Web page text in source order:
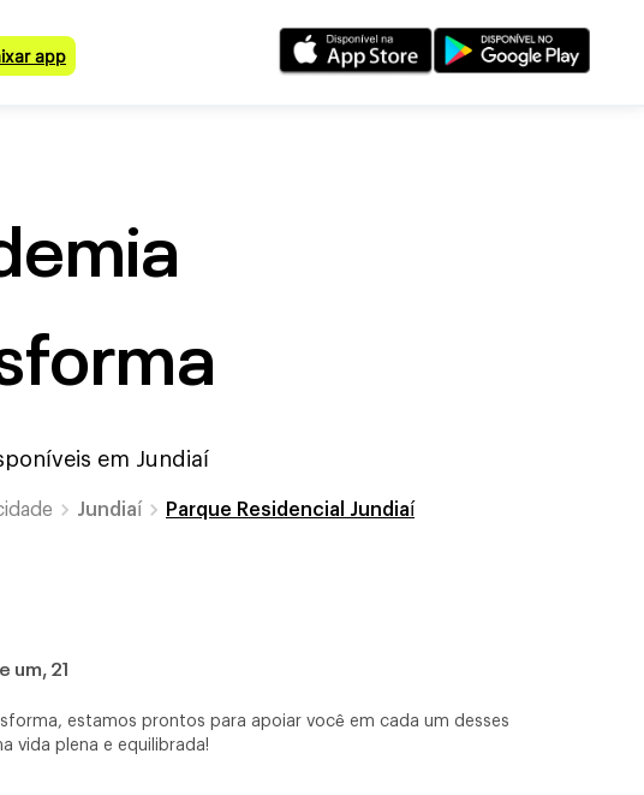
app
em Jundiaí
Jundiaí Parque Residencial Jundiaí
um, 21
estamos prontos para apoiar você em cada um desses
vida plena e equilibrada!